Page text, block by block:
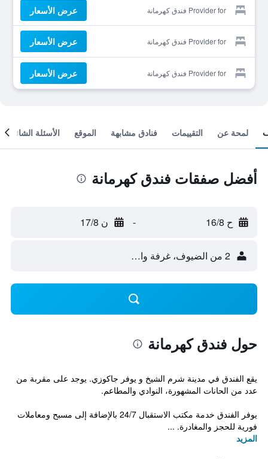
Provider for فندق كهرمانة عرض الأسعار
Provider for فندق كهرمانة عرض الأسعار
Provider for فندق كهرمانة عرض الأسعار
لمحة عن التقييمات فنادق مشابهة الموقع الأسئلة الشائعة
أفضل صفقات فندق كهرمانة
ح 16/8 - ن 17/8
2 من الضيوف، غرفة واحدة
حول فندق كهرمانة
يقع الفندق في مدينة شرم الشيخ و يوفر جاكوزي. يوجد على مقربة من
عدد من الحانات المشهورة، النوادي والمطاعم.
يوفر الفندق خدمة مكتب الاستقبال 24/7 بالإضافة إلى مسبح ومعاملات
فورية للحجز والمغادرة. ...
المزيد